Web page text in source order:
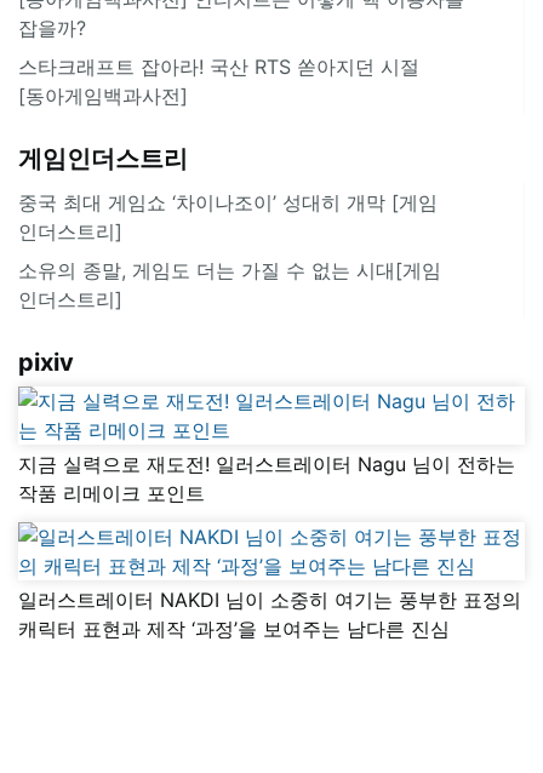
잡을까?
스타크래프트 잡아라! 국산 RTS 쏟아지던 시절
[동아게임백과사전]
게임인더스트리
중국 최대 게임쇼 ‘차이나조이’ 성대히 개막 [게임
인더스트리]
소유의 종말, 게임도 더는 가질 수 없는 시대[게임
인더스트리]
pixiv
지금 실력으로 재도전! 일러스트레이터 Nagu 님이 전하는
작품 리메이크 포인트
일러스트레이터 NAKDI 님이 소중히 여기는 풍부한 표정의
캐릭터 표현과 제작 ‘과정’을 보여주는 남다른 진심